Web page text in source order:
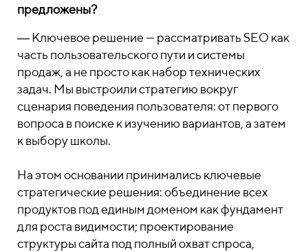
предложены?
― Ключевое решение — рассматривать SEO как
часть пользовательского пути и системы
продаж, а не просто как набор технических
задач. Мы выстроили стратегию вокруг
сценария поведения пользователя: от первого
вопроса в поиске к изучению вариантов, а затем
к выбору школы.
На этом основании принимались ключевые
стратегические решения: объединение всех
продуктов под единым доменом как фундамент
для роста видимости; проектирование
структуры сайта под полный охват спроса,